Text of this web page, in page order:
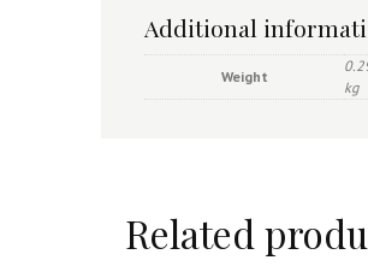
Additional
Weight
kg
Related